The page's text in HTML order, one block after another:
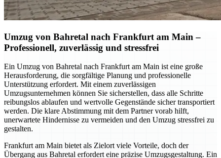
Umzug von Bahretal nach Frankfurt am Main –
Professionell, zuverlässig und stressfrei
Ein Umzug von Bahretal nach Frankfurt am Main ist eine große
Herausforderung, die sorgfältige Planung und professionelle
Unterstützung erfordert. Mit einem zuverlässigen
Umzugsunternehmen können Sie sicherstellen, dass alle Schritte
reibungslos ablaufen und wertvolle Gegenstände sicher transportiert
werden. Die klare Abstimmung mit dem Partner vorab hilft,
unerwartete Hindernisse zu vermeiden und den Umzug stressfrei zu
gestalten.
Frankfurt am Main bietet als Zielort viele Vorteile, doch der
Übergang aus Bahretal erfordert eine präzise Umzugsgestaltung. Ein